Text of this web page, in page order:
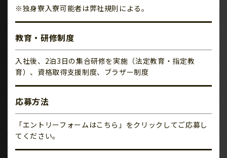
※独身寮入寮可能者は弊社規則による。
教育・研修制度
入社後、2泊3日の集合研修を実施（法定教育・指定教
育）、資格取得支援制度、ブラザー制度
応募方法
「エントリーフォームはこちら」をクリックしてご応募し
てください。